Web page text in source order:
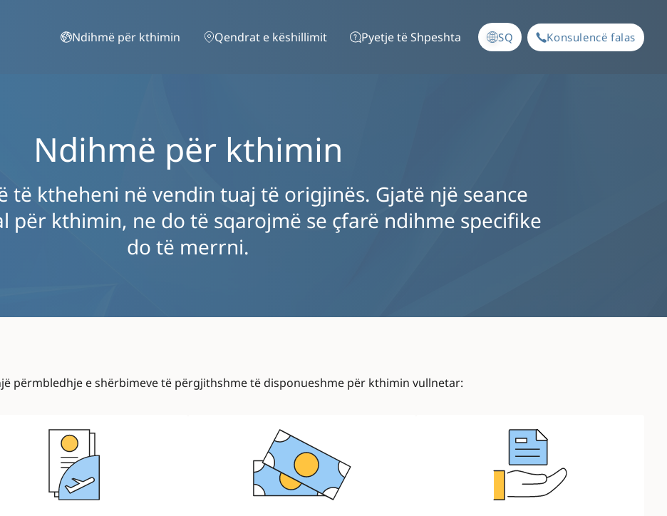
Ndihmë për kthimin
Qendrat e këshillimit Pyetje të Shpeshta SQ Konsulencë falas
Ndihmë për kthimin
të ktheheni në vendin tuaj të origjinës. Gjatë një seance
për kthimin, ne do të sqarojmë se çfarë ndihme specifike
do të merrni.
përmbledhje e shërbimeve të përgjithshme të disponueshme për kthimin vullnetar: